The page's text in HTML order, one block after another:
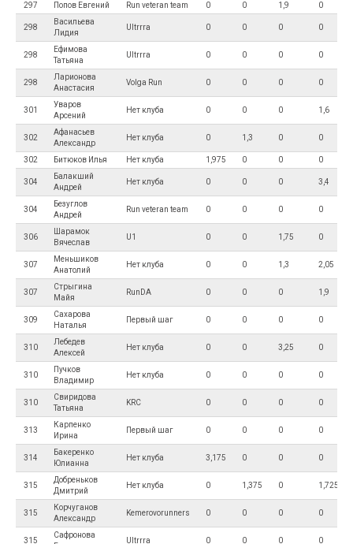
297 Попов Евгений Run veteran team 0 0 1,9 0
298
Васильева
Лидия
Ultrrra 0 0 0 0
298
Ефимова
Татьяна
Ultrrra 0 0 0 0
298
Ларионова
Анастасия
Volga Run 0 0 0 0
301
Уваров
Арсений
Нет клуба 0 0 0 1,6
302
Афанасьев
Александр
Нет клуба 0 1,3 0 0
302 Битюков Илья Нет клуба 1,975 0 0 0
304
Балакший
Андрей
Нет клуба 0 0 0 3,4
304
Безуглов
Андрей
Run veteran team 0 0 0 0
306
Шарамок
Вячеслав
U1 0 0 1,75 0
307
Меньшиков
Анатолий
Нет клуба 0 0 1,3 2,05
307
Стрыгина
Майя
RunDA 0 0 0 1,9
309
Сахарова
Наталья
Первый шаг 0 0 0 0
310
Лебедев
Алексей
Нет клуба 0 0 3,25 0
310
Пучков
Владимир
Нет клуба 0 0 0 0
310
Свиридова
Татьяна
KRC 0 0 0 0
313
Карпенко
Ирина
Первый шаг 0 0 0 0
314
Бакеренко
Юлианна
Нет клуба 3,175 0 0 0
315
Добреньков
Дмитрий
Нет клуба 0 1,375 0 1,725
315
Корчуганов
Александр
Kemerovorunners 0 0 0 0
315
Сафронова
Ultrrra 0 0 0 0